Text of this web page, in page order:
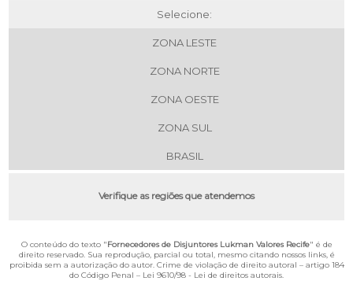
Selecione:
ZONA LESTE
ZONA NORTE
ZONA OESTE
ZONA SUL
BRASIL
Verifique as regiões que atendemos
O conteúdo do texto "Fornecedores de Disjuntores Lukman Valores Recife" é de
direito reservado. Sua reprodução, parcial ou total, mesmo citando nossos links, é
proibida sem a autorização do autor. Crime de violação de direito autoral – artigo 184
do Código Penal – Lei 9610/98 - Lei de direitos autorais.